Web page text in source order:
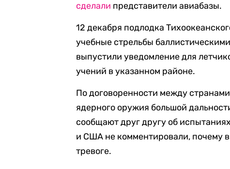
сделали представители авиабазы.
12 декабря подлодка
учебные стрельбы
выпустили уведомление для
учений в указанном районе.
По договоренности между
ядерного оружия большой
сообщают друг другу об
и США не комментировали, почему
тревоге.